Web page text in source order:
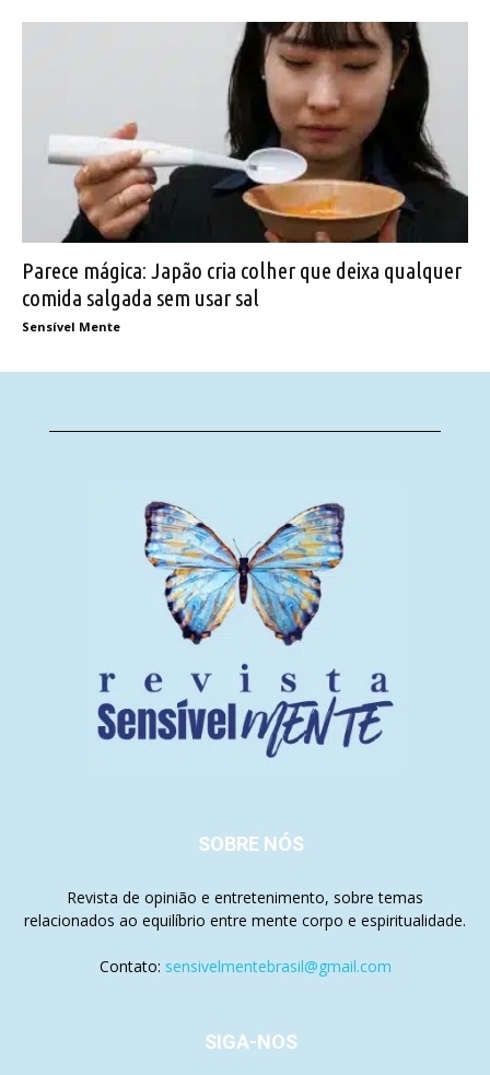
Parece mágica: Japão cria colher que deixa qualquer
comida salgada sem usar sal
Sensível Mente
SOBRE NÓS
Revista de opinião e entretenimento, sobre temas
relacionados ao equilíbrio entre mente corpo e espiritualidade.
Contato: sensivelmentebrasil@gmail.com
SIGA-NOS